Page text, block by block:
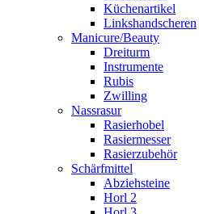
Küchenartikel
Linkshandscheren
Manicure/Beauty
Dreiturm
Instrumente
Rubis
Zwilling
Nassrasur
Rasierhobel
Rasiermesser
Rasierzubehör
Schärfmittel
Abziehsteine
Horl 2